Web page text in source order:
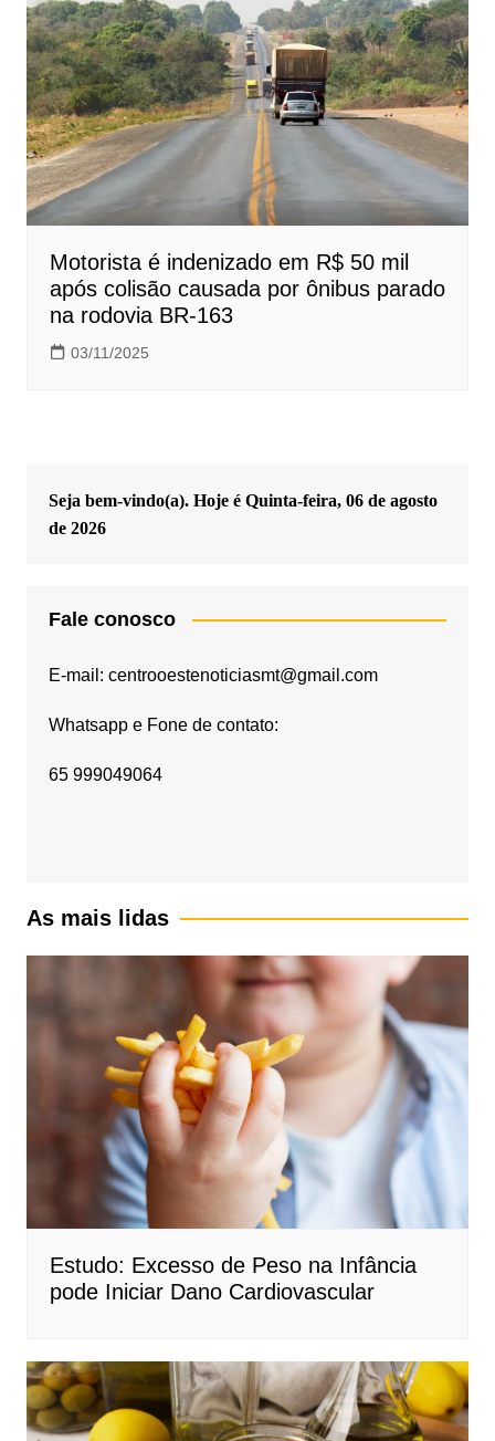
Motorista é indenizado em R$ 50 mil
após colisão causada por ônibus parado
na rodovia BR-163
03/11/2025
Seja bem-vindo(a). Hoje é Quinta-feira, 06 de agosto
de 2026
Fale conosco
E-mail: centrooestenoticiasmt@gmail.com
Whatsapp e Fone de contato:
65 999049064
As mais lidas
Estudo: Excesso de Peso na Infância
pode Iniciar Dano Cardiovascular